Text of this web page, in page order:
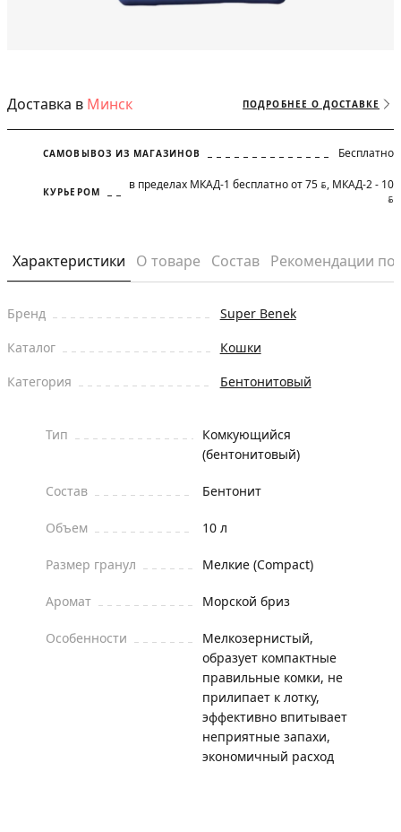
Доставка в Минск ПОДРОБНЕЕ О ДОСТАВКЕ
САМОВЫВОЗ ИЗ МАГАЗИНОВ Бесплатно
КУРЬЕРОМ в пределах МКАД-1 бесплатно от 75 BYN, МКАД-2 - 10
BYN
Характеристики О товаре Состав Рекомендации
Бренд
Super Benek
Каталог
Кошки
Категория
Бентонитовый
Тип
Комкующийся
(бентонитовый)
Состав Бентонит
Объем 10 л
Размер гранул Мелкие (Compact)
Аромат Морской бриз
Особенности
Мелкозернистый,
образует компактные
правильные комки, не
прилипает к лотку,
эффективно впитывает
неприятные запахи,
экономичный расход